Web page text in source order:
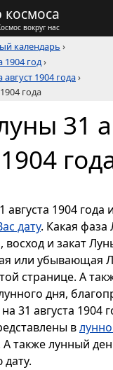
вокруг нас
календарь ›
год›
1904 года›
года
31
1904
августа 1904 года
дату. Какая
и закат
или убывающая
странице. А
дня,
31 августа 1904
в
А также лунный